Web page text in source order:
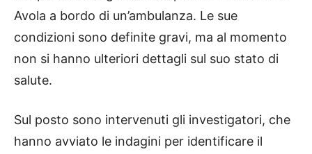
Avola a bordo di un’ambulanza. Le sue
condizioni sono definite gravi, ma al momento
non si hanno ulteriori dettagli sul suo stato di
salute.
Sul posto sono intervenuti gli investigatori, che
hanno avviato le indagini per identificare il